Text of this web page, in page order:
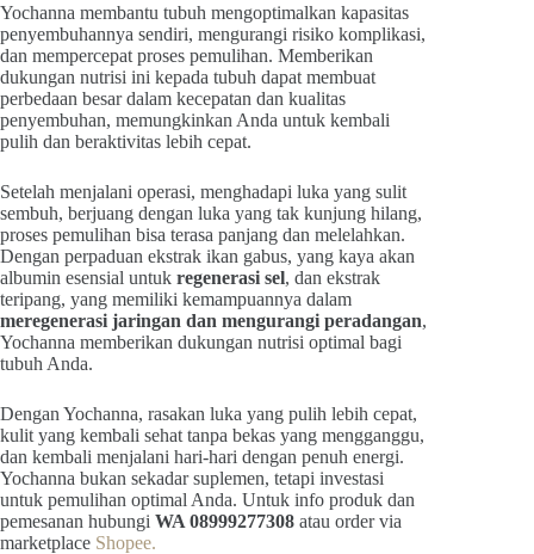
Yochanna membantu tubuh mengoptimalkan kapasitas
penyembuhannya sendiri, mengurangi risiko komplikasi,
dan mempercepat proses pemulihan. Memberikan
dukungan nutrisi ini kepada tubuh dapat membuat
perbedaan besar dalam kecepatan dan kualitas
penyembuhan, memungkinkan Anda untuk kembali
pulih dan beraktivitas lebih cepat.
Setelah menjalani operasi, menghadapi luka yang sulit
sembuh, berjuang dengan luka yang tak kunjung hilang,
proses pemulihan bisa terasa panjang dan melelahkan.
Dengan perpaduan ekstrak ikan gabus, yang kaya akan
albumin esensial untuk regenerasi sel, dan ekstrak
teripang, yang memiliki kemampuannya dalam
meregenerasi jaringan dan mengurangi peradangan,
Yochanna memberikan dukungan nutrisi optimal bagi
tubuh Anda.
Dengan Yochanna, rasakan luka yang pulih lebih cepat,
kulit yang kembali sehat tanpa bekas yang mengganggu,
dan kembali menjalani hari-hari dengan penuh energi.
Yochanna bukan sekadar suplemen, tetapi investasi
untuk pemulihan optimal Anda. Untuk info produk dan
pemesanan hubungi WA 08999277308 atau order via
marketplace Shopee.